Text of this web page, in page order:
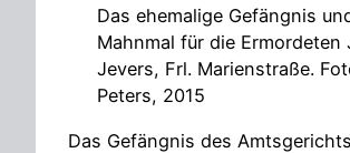
Das ehemalige Gefängnis
Mahnmal für die Ermordeten
Jevers, Frl. Marienstraße.
Peters, 2015
Das Gefängnis des